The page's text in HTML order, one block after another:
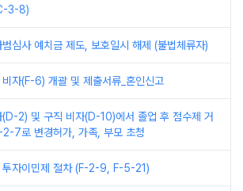
3-8)
범심사 예치금 제도, 보호일시 해제 (불법체류자)
비자(F-6) 개괄 및 제출서류_혼인신고
(D-2) 및 구직 비자(D-10)에서 졸업 후 점수제 거
2-7로 변경허가, 가족, 부모 초청
투자이민제 절차 (F-2-9, F-5-21)